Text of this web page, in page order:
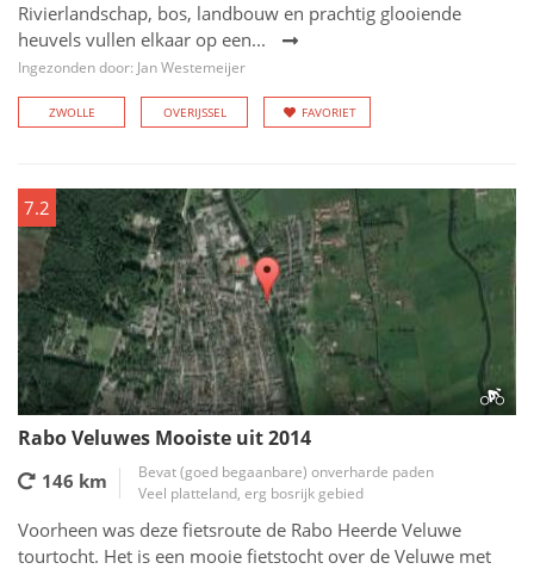
Rivierlandschap, bos, landbouw en prachtig glooiende
heuvels vullen elkaar op een...
Ingezonden door: Jan Westemeijer
ZWOLLE OVERIJSSEL FAVORIET
7.2
Rabo Veluwes Mooiste uit 2014
146 km
Bevat (goed begaanbare) onverharde paden
Veel platteland, erg bosrijk gebied
Voorheen was deze fietsroute de Rabo Heerde Veluwe
tourtocht. Het is een mooie fietstocht over de Veluwe met